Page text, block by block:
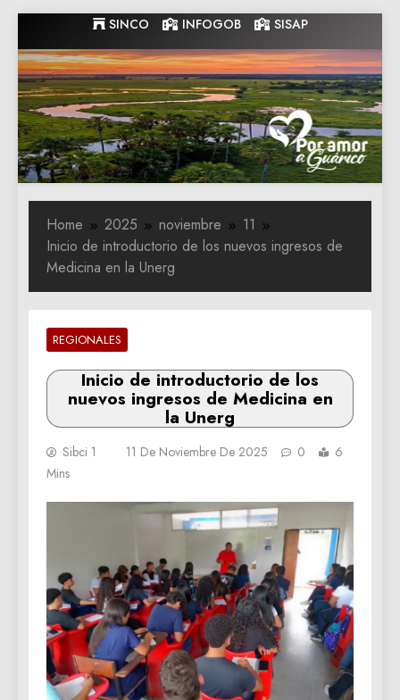
to
content
SINCO INFOGOB SISAP
Gobernacion
de Guarico
Gobernacion de Guarico
Home 2025 noviembre
11
Inicio de introductorio de los nuevos ingresos de
Medicina en la Unerg
REGIONALES
Inicio de introductorio de los
nuevos ingresos de Medicina en
la Unerg
Sibci 1 11 De Noviembre De 2025 0
6
Mins